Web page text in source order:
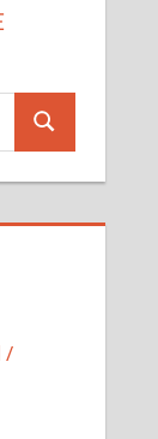
Search
/